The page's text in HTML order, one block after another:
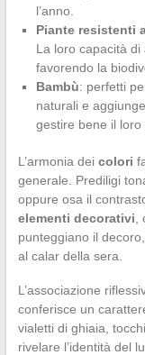
l’anno.
Piante resistenti
La loro capacità
favorendo la
Bambù: perfetti
naturali e
gestire bene il loro
L’armonia dei colori
generale. Prediligi
oppure osa il
elementi decorativi
punteggiano il
al calar della sera.
L’associazione
conferisce un
vialetti di ghiaia,
rivelare l’identità del